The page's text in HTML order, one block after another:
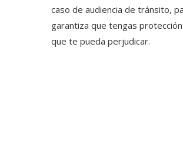
caso de audiencia de tránsito,
garantiza que tengas
que te pueda perjudicar.